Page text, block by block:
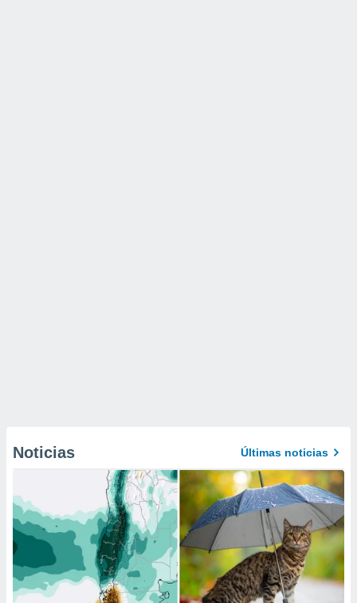
Noticias Últimas noticias